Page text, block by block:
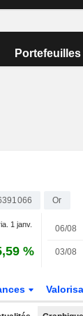
Portefeuilles
Or
1 janv.
%
06/08
03/08